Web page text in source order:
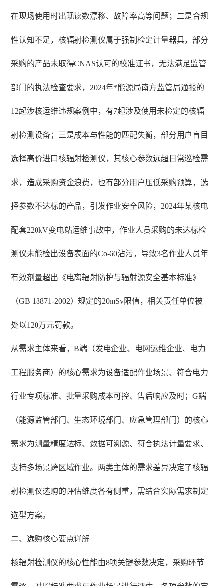
在现场使用时出现读数漂移、故障率高等问题；二是合规
性认知不足，核辐射检测仪属于强制检定计量器具，部分
采购的产品未取得CNAS认可的校准证书，无法满足监管
部门的执法检查要求，2024年*能源局南方监管局通报的
12起涉核运维违规案例中，有7起涉及使用未检定的核辐
射检测设备；三是成本与性能的匹配失衡，部分用户盲目
选择高价进口核辐射检测仪，其核心参数远超日常巡检需
求，造成采购资金浪费，也有部分用户压低采购预算，选
择参数不达标的产品，引发作业安全风险，2024年某核电
配套220kV变电站运维事故中，作业人员采购的未达标检
测仪未能检出设备表面的Co-60沾污，导致3名作业人员年
有效剂量超出《电离辐射防护与辐射源安全基本标准》
（GB 18871-2002）规定的20mSv限值，相关责任单位被
处以120万元罚款。
从需求主体来看，B端（发电企业、电网运维企业、电力
工程服务商）的核心需求为设备适配作业场景、符合电力
行业专项标准、批量采购成本可控、售后响应及时；G端
（能源监管部门、生态环境部门、应急管理部门）的核心
需求为测量精度达标、数据可溯源、符合执法计量要求、
支持多场景跨区域作业。两类主体的需求差异决定了核辐
射检测仪选购的评估维度各有侧重，需结合实际需求制定
选型方案。
二、选购核心要点详解
核辐射检测仪的核心性能由8项关键参数决定，采购环节